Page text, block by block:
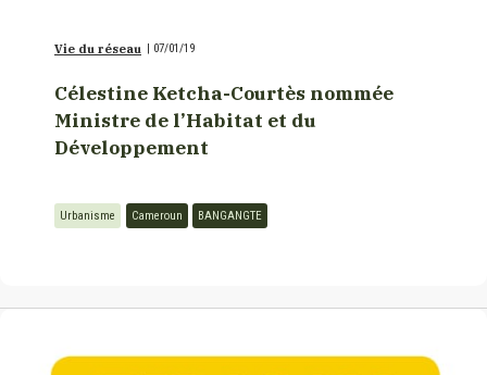
Vie du réseau 07/01/19
Célestine Ketcha-Courtès nommée
Ministre de l’Habitat et du
Développement
Urbanisme Cameroun BANGANGTE